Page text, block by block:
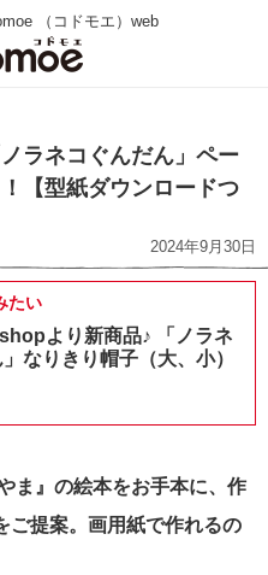
（コドモエ）web
ラネコぐんだん」ペー
【型紙ダウンロードつ
2024年9月30日
たい
より新商品♪ 「ノラネ
なりきり帽子（大、小）
ま』の絵本をお手本に、作
ご提案。画用紙で作れるの